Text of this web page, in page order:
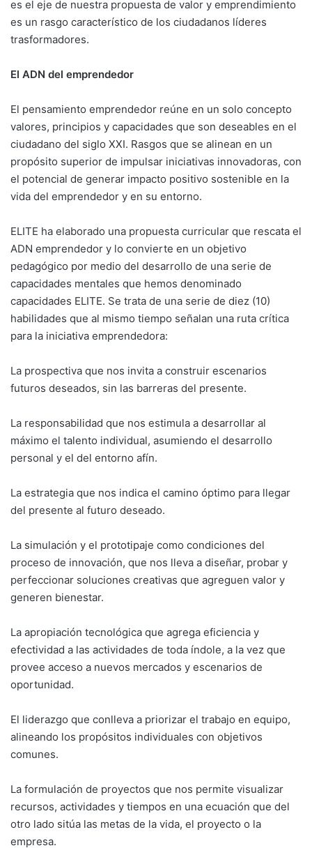
es el eje de nuestra propuesta de valor y emprendimiento
es un rasgo característico de los ciudadanos líderes
trasformadores.
El ADN del emprendedor
El pensamiento emprendedor reúne en un solo concepto
valores, principios y capacidades que son deseables en el
ciudadano del siglo XXI. Rasgos que se alinean en un
propósito superior de impulsar iniciativas innovadoras, con
el potencial de generar impacto positivo sostenible en la
vida del emprendedor y en su entorno.
ELITE ha elaborado una propuesta curricular que rescata el
ADN emprendedor y lo convierte en un objetivo
pedagógico por medio del desarrollo de una serie de
capacidades mentales que hemos denominado
capacidades ELITE. Se trata de una serie de diez (10)
habilidades que al mismo tiempo señalan una ruta crítica
para la iniciativa emprendedora:
La prospectiva que nos invita a construir escenarios
futuros deseados, sin las barreras del presente.
La responsabilidad que nos estimula a desarrollar al
máximo el talento individual, asumiendo el desarrollo
personal y el del entorno afín.
La estrategia que nos indica el camino óptimo para llegar
del presente al futuro deseado.
La simulación y el prototipaje como condiciones del
proceso de innovación, que nos lleva a diseñar, probar y
perfeccionar soluciones creativas que agreguen valor y
generen bienestar.
La apropiación tecnológica que agrega eficiencia y
efectividad a las actividades de toda índole, a la vez que
provee acceso a nuevos mercados y escenarios de
oportunidad.
El liderazgo que conlleva a priorizar el trabajo en equipo,
alineando los propósitos individuales con objetivos
comunes.
La formulación de proyectos que nos permite visualizar
recursos, actividades y tiempos en una ecuación que del
otro lado sitúa las metas de la vida, el proyecto o la
empresa.